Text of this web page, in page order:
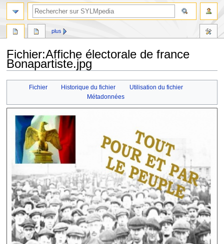
Fichier:Affiche électorale de france
Bonapartiste.jpg
Fichier Historique du fichier
Utilisation du fichier
Métadonnées
plus